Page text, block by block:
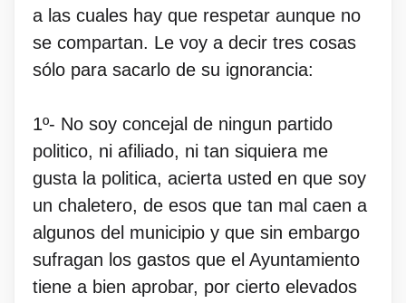
a las cuales hay que respetar aunque no
se compartan. Le voy a decir tres cosas
sólo para sacarlo de su ignorancia:
1º- No soy concejal de ningun partido
politico, ni afiliado, ni tan siquiera me
gusta la politica, acierta usted en que soy
un chaletero, de esos que tan mal caen a
algunos del municipio y que sin embargo
sufragan los gastos que el Ayuntamiento
tiene a bien aprobar, por cierto elevados